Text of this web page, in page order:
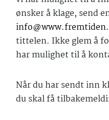
ønsker å klage, send
tittelen. Ikke glem å
har mulighet til å
Når du har sendt inn
du skal få